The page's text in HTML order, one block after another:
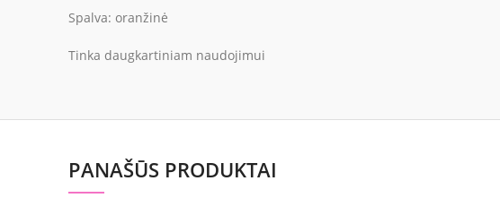
Spalva: oranžinė
Tinka daugkartiniam naudojimui
PANAŠŪS PRODUKTAI